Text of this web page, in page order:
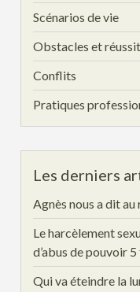
Scénarios de vie
Obstacles et
Conflits
Pratiques
Les derniers
Agnès nous a dit
Le harcèlement
d’abus de pouvoir 5
Qui va éteindre la